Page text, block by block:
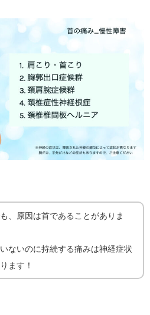
、原因は首であることがありま
ないのに持続する痛みは神経症状
ます！